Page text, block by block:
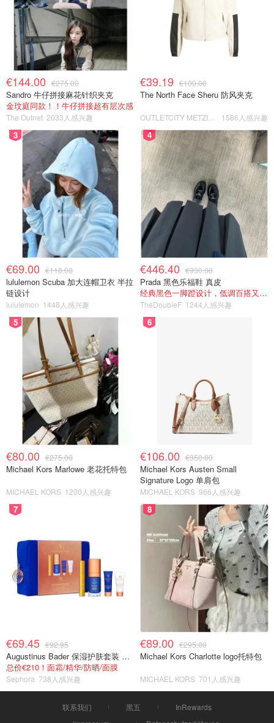
€144.00 €275.00
Sandro 牛仔拼接麻花针织夹克
金玟庭同款！！牛仔拼接超有层次感
The Outnet 2033人感兴趣
€39.19 €100.00
The North Face Sheru 防风夹克
1586人感兴趣
3
€69.00 €118.00
lululemon Scuba 加大连帽卫衣 半拉
链设计
lululemon 1448人感兴趣
4
€446.40 €930.00
Prada 黑色乐福鞋 真皮
经典黑色一脚蹬设计，低调百搭又高级
TheDoubleF 1244人感兴趣
5
€80.00 €275.00
Michael Kors Marlowe 老花托特包
MICHAEL KORS 1200人感兴趣
6
€106.00 €350.00
Michael Kors Austen Small
Signature Logo 单肩包
MICHAEL KORS 966人感兴趣
7
€69.45 €92.95
Augustinus Bader 保湿护肤套装 TFC8®
总价€210！面霜/精华/防晒/面膜
Sephora 738人感兴趣
8
€89.00 €295.00
Michael Kors Charlotte logo托特包
MICHAEL KORS 701人感兴趣
联系我们 黑五
InRewards